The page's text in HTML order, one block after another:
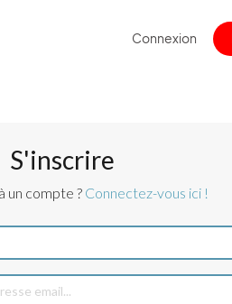
Connexion
S'inscrire
un compte ? Connectez-vous ici !